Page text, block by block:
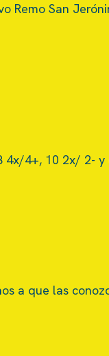
Remo San
4x/4+, 10 2x/ 2- y
a que las